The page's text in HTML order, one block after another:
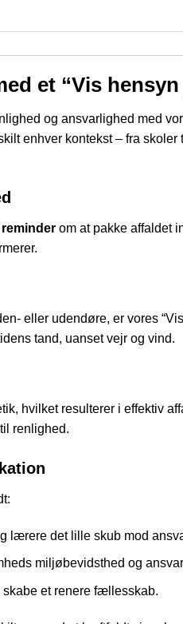
et “Vis
og ansvarlighed med
enhver kontekst – fra
om at pakke affaldet
eller udendøre, er vores
tand, uanset vejr og vind.
hvilket resulterer i effektiv
renlighed.
lærere det lille skub mod
miljøbevidsthed og
et renere fællesskab.